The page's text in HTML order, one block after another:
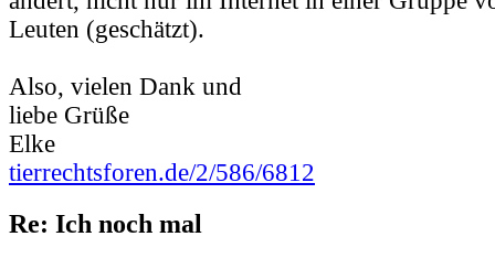
Leuten (geschätzt).
Also, vielen Dank und
liebe Grüße
Elke
tierrechtsforen.de/2/586/6812
Re: Ich noch mal